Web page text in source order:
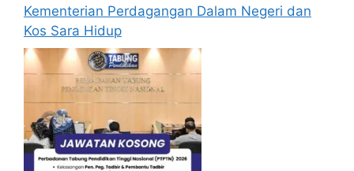
B aca Juga : Jawatan Kosong Kilang Jabil
Malaysia 2026
Syarat Lantikan
Calon hendaklah warganegara Malaysia
berusia tidak kurang daripada 18 tahun
pada tarikh tutup permohonan jawatan.
Kementerian Perdagangan Dalam Negeri dan
Kos Sara Hidup